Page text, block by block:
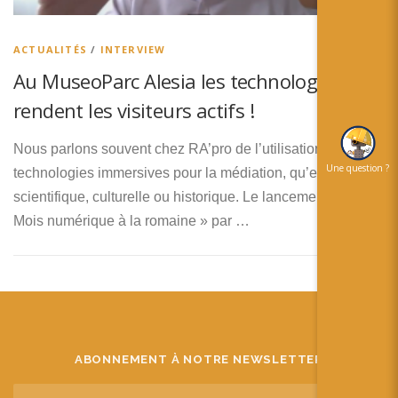
Español
ACTUALITÉS / INTERVIEW
Au MuseoParc Alesia les technologies
rendent les visiteurs actifs !
Nous parlons souvent chez RA’pro de l’utilisation des
technologies immersives pour la médiation, qu’elle soit
scientifique, culturelle ou historique. Le lancement du «
Mois numérique à la romaine » par …
ABONNEMENT À NOTRE NEWSLETTER
Une question ?